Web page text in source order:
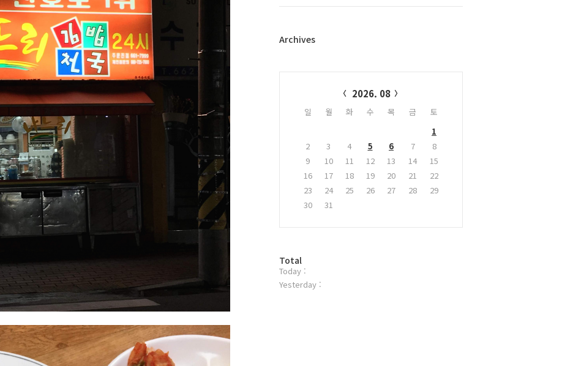
플
Archives
2026. 08
일 월 화 수 목 금
토
1
2
3 4 5 6 7
8
9
10 11 12 13 14
15
16
17 18 19 20 21
22
23
24 25 26 27 28
29
30
31
방
문
자
Total
Today :
Yesterday :